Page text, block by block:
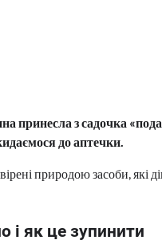
принесла з садочка
до аптечки.
природою засоби, які
і як це зупинити